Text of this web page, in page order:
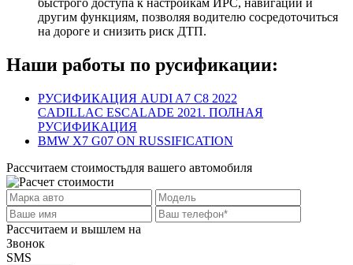
другим функциям, позволяя водителю сосредоточиться
на дороге и снизить риск ДТП.
Наши работы по русификации:
РУСИФИКАЦИЯ AUDI A7 C8 2022
CADILLAC ESCALADE 2021. ПОЛНАЯ
РУСИФИКАЦИЯ
BMW X7 G07 ON RUSSIFICATION
Рассчитаем стоимостьдля вашего автомобиля
Рассчитаем и вышлем на
Звонок
SMS